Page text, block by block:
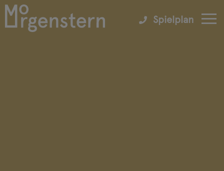
Spielplan